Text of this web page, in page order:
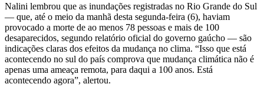
Nalini lembrou que as inundações registradas no Rio Grande do Sul
— que, até o meio da manhã desta segunda-feira (6), haviam
provocado a morte de ao menos 78 pessoas e mais de 100
desaparecidos, segundo relatório oficial do governo gaúcho — são
indicações claras dos efeitos da mudança no clima. “Isso que está
acontecendo no sul do país comprova que mudança climática não é
apenas uma ameaça remota, para daqui a 100 anos. Está
acontecendo agora”, alertou.